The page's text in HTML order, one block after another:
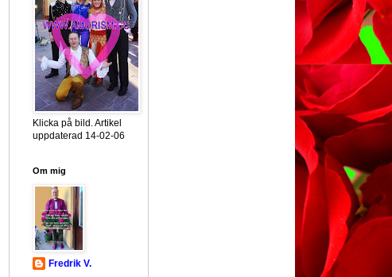
Klicka på bild. Artikel
uppdaterad 14-02-06
Om mig
Fredrik V.